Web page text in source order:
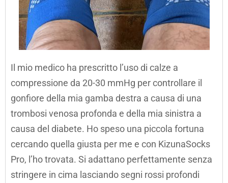
Il mio medico ha prescritto l’uso di calze a
compressione da 20-30 mmHg per controllare il
gonfiore della mia gamba destra a causa di una
trombosi venosa profonda e della mia sinistra a
causa del diabete. Ho speso una piccola fortuna
cercando quella giusta per me e con KizunaSocks
Pro, l’ho trovata. Si adattano perfettamente senza
stringere in cima lasciando segni rossi profondi